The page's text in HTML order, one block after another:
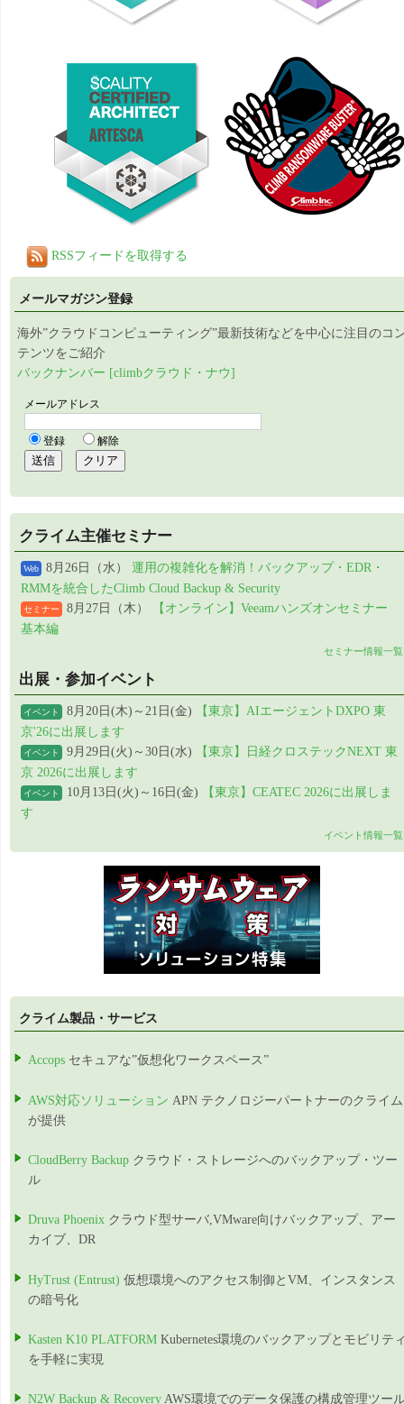
RSSフィードを取得する
メールマガジン登録
海外”クラウドコンピューティング”最新技術などを中心に注目のコ
テンツをご紹介
バックナンバー [climbクラウド・ナウ]
クライム主催セミナー
Web 8月26日（水） 運用の複雑化を解消！バックアップ・EDR・
RMMを統合したClimb Cloud Backup & Security
セミナー 8月27日（木）
【オンライン】Veeamハンズオンセミナー
基本編
セミナー情報一覧
出展・参加イベント
イベント 8月20日(木)～21日(金)
【東京】AIエージェントDXPO 東
京'26に出展します
イベント 9月29日(火)～30日(水)
【東京】日経クロステックNEXT 東
京 2026に出展します
イベント 10月13日(火)～16日(金)
【東京】CEATEC 2026に出展しま
す
イベント情報一覧
クライム製品・サービス
Accops セキュアな”仮想化ワークスペース”
AWS対応ソリューション APN テクノロジーパートナーのクライム
が提供
CloudBerry Backup クラウド・ストレージへのバックアップ・ツー
ル
Druva Phoenix クラウド型サーバ,VMware向けバックアップ、アー
カイブ、DR
HyTrust (Entrust) 仮想環境へのアクセス制御とVM、インスタンス
の暗号化
Kasten K10 PLATFORM Kubernetes環境のバックアップとモビリテ
を手軽に実現
N2W Backup & Recovery AWS環境でのデータ保護の構成管理ツー